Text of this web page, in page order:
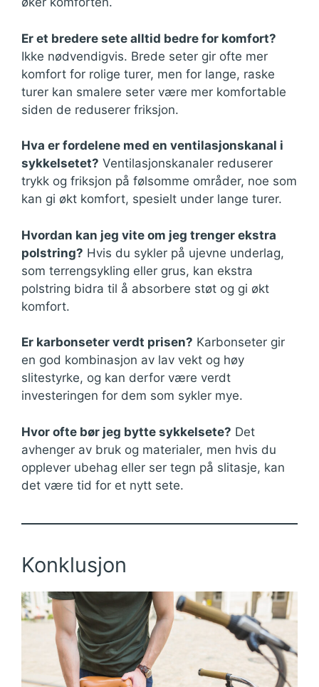
Er et bredere sete alltid bedre for komfort?
Ikke nødvendigvis. Brede seter gir ofte mer
komfort for rolige turer, men for lange, raske
turer kan smalere seter være mer komfortable
siden de reduserer friksjon.
Hva er fordelene med en ventilasjonskanal i
sykkelsetet? Ventilasjonskanaler reduserer
trykk og friksjon på følsomme områder, noe som
kan gi økt komfort, spesielt under lange turer.
Hvordan kan jeg vite om jeg trenger ekstra
polstring? Hvis du sykler på ujevne underlag,
som terrengsykling eller grus, kan ekstra
polstring bidra til å absorbere støt og gi økt
komfort.
Er karbonseter verdt prisen? Karbonseter gir
en god kombinasjon av lav vekt og høy
slitestyrke, og kan derfor være verdt
investeringen for dem som sykler mye.
Hvor ofte bør jeg bytte sykkelsete? Det
avhenger av bruk og materialer, men hvis du
opplever ubehag eller ser tegn på slitasje, kan
det være tid for et nytt sete.
Konklusjon